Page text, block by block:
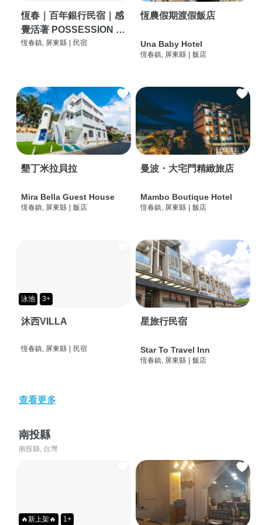
恆春｜百年銀行民宿｜感
覺活著 POSSESSION |
背包客棧 | 恆春必住特色
恆春鎮, 屏東縣 民宿
恆農假期渡假飯店
Una Baby Hotel
恆春鎮, 屏東縣 飯店
墾丁米拉貝拉
Mira Bella Guest House
恆春鎮, 屏東縣 飯店
曼波・大宅門精緻旅店
Mambo Boutique Hotel
恆春鎮, 屏東縣 飯店
泳池 3+
沐西VILLA
恆春鎮, 屏東縣 民宿
星旅行民宿
Star To Travel Inn
恆春鎮, 屏東縣 飯店
查看更多
南投縣
南投縣, 台灣
🔥新上架🔥 1+